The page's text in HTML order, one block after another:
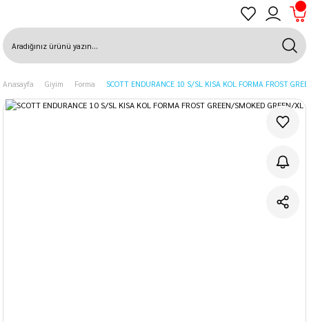
Anasayfa Giyim Forma SCOTT ENDURANCE 10 S/SL KISA KOL FORMA FROST